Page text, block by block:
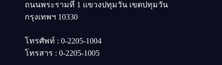
ถนนพระรามที่ 1 แขวงปทุมวัน เขตปทุมวัน
กรุงเทพฯ 10330
โทรศัพท์ : 0-2205-1004
โทรสาร : 0-2205-1005